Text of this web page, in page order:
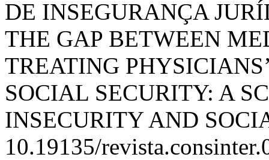
DE INSEGURANÇA
THE GAP BETWEEN
TREATING
SOCIAL SECURITY: A
INSECURITY AND
10.19135/